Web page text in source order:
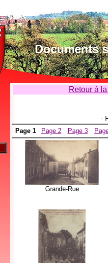
Documents
Retour à
-
Page 1
Page 2 Page 3
Grande-Rue